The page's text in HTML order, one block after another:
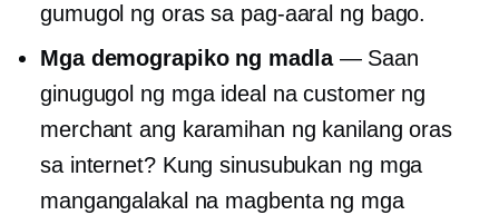
gumugol ng oras sa pag-aaral ng bago.
Mga demograpiko ng madla— Saan
ginugugol ng mga ideal na customer ng
merchant ang karamihan ng kanilang oras
sa internet? Kung sinusubukan ng mga
mangangalakal na magbenta ng mga